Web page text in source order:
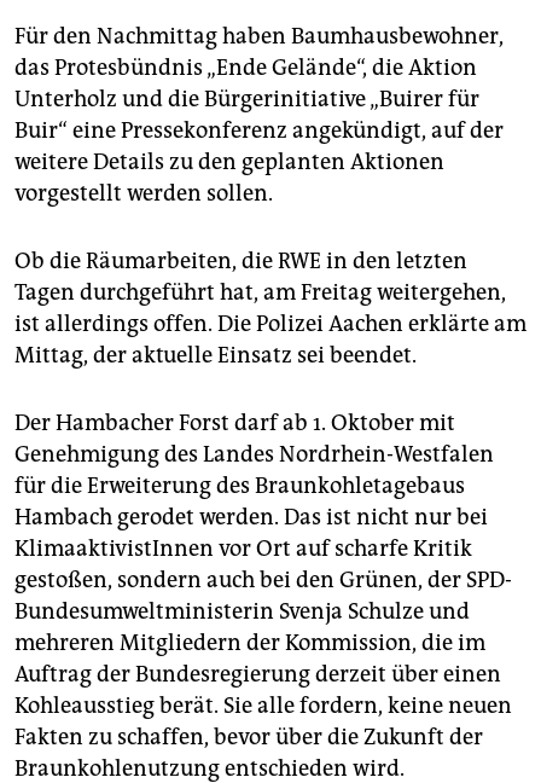
Für den Nachmittag haben Baumhausbewohner,
das Protesbündnis „Ende Gelände“, die Aktion
Unterholz und die Bürgerinitiative „Buirer für
Buir“ eine Pressekonferenz angekündigt, auf der
weitere Details zu den geplanten Aktionen
vorgestellt werden sollen.
Ob die Räumarbeiten, die RWE in den letzten
Tagen durchgeführt hat, am Freitag weitergehen,
ist allerdings offen. Die Polizei Aachen erklärte am
Mittag, der aktuelle Einsatz sei beendet.
Der Hambacher Forst darf ab 1. Oktober mit
Genehmigung des Landes Nordrhein-Westfalen
für die Erweiterung des Braunkohletagebaus
Hambach gerodet werden. Das ist nicht nur bei
KlimaaktivistInnen vor Ort auf scharfe Kritik
gestoßen, sondern auch bei den Grünen, der SPD-
Bundesumweltministerin Svenja Schulze und
mehreren Mitgliedern der Kommission, die im
Auftrag der Bundesregierung derzeit über einen
Kohleausstieg berät. Sie alle fordern, keine neuen
Fakten zu schaffen, bevor über die Zukunft der
Braunkohlenutzung entschieden wird.